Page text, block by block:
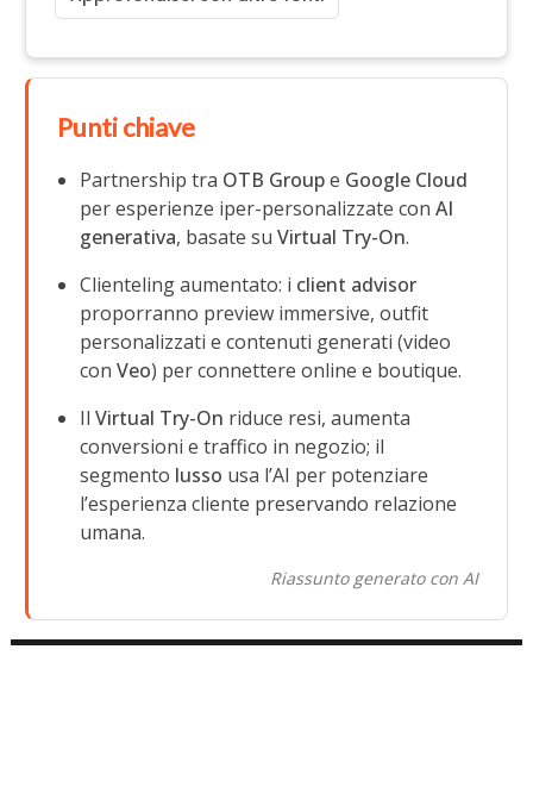
Punti chiave
Partnership tra OTB Groupe Google Cloud
per esperienze iper-personalizzate conAI
generativa, basate suVirtual Try-On.
Clienteling aumentato: i client advisor
proporranno preview immersive, outfit
personalizzati e contenuti generati (video
conVeo) per connettere online e boutique.
IlVirtual Try-On riduce resi, aumenta
conversioni e traffico in negozio; il
segmento lusso usa l’AI per potenziare
l’esperienza cliente preservando relazione
umana.
Riassunto generato con AI